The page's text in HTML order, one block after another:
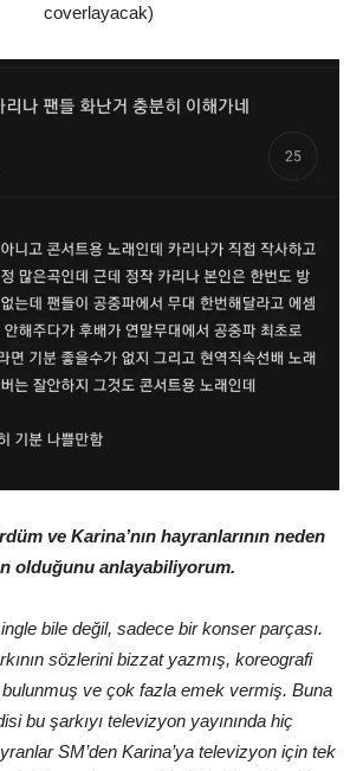
coverlayacak)
ve Karina’nın hayranlarının neden
olduğunu anlayabiliyorum.
bile değil, sadece bir konser parçası.
sözlerini bizzat yazmış, koreografi
bulunmuş ve çok fazla emek vermiş. Buna
bu şarkıyı televizyon yayınında hiç
SM’den Karina’ya televizyon için tek